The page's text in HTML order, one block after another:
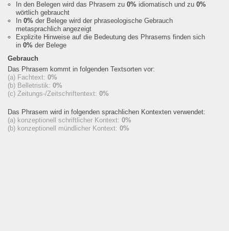
In den Belegen wird das Phrasem zu 0% idiomatisch und zu 0%
wörtlich gebraucht
In 0% der Belege wird der phraseologische Gebrauch
metasprachlich angezeigt
Explizite Hinweise auf die Bedeutung des Phrasems finden sich
in 0% der Belege
Gebrauch
Das Phrasem kommt in folgenden Textsorten vor:
(a) Fachtext: 0%
(b) Belletristik: 0%
(c) Zeitungs-/Zeitschriftentext: 0%
Das Phrasem wird in folgenden sprachlichen Kontexten verwendet:
(a) konzeptionell schriftlicher Kontext: 0%
(b) konzeptionell mündlicher Kontext: 0%